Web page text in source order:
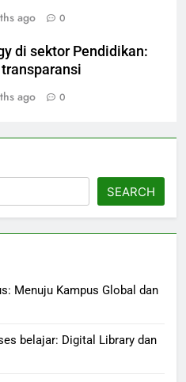
ago 0
di sektor Pendidikan:
ago 0
SEARCH
Menuju Kampus Global dan
belajar: Digital Library dan